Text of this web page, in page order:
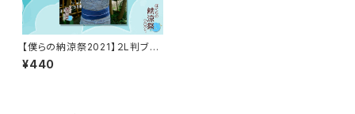
【僕らの納涼祭2021】２L判ブロ
マイド（瀬戸祐介）
¥440